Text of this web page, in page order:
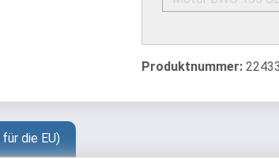
Produktnummer:
die EU)